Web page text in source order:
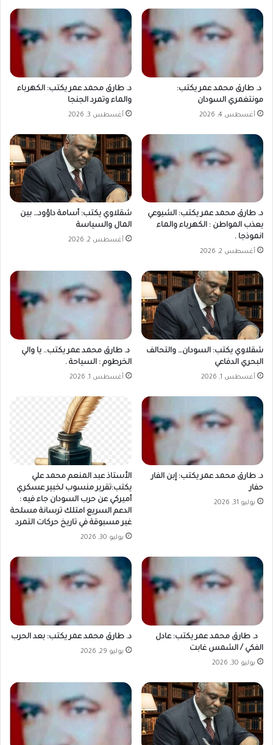
د. طارق محمد عمر يكتب:
مونتغمري السودان
أغسطس 4, 2026
د. طارق محمد عمر يكتب: الكهرباء
والماء وتمرد الجنجا
أغسطس 3, 2026
د. طارق محمد عمر يكتب: الشيوعي
يعذب المواطن : الكهرباء والماء
انموذجا .
أغسطس 2, 2026
شقلاوي يكتب: أسامة داؤود… بين
المال والسياسة
أغسطس 2, 2026
شقلاوي يكتب: السودان… والتحالف
البحري الدفاعي
أغسطس 1, 2026
د. طارق محمد عمر يكتب.. يا والي
الخرطوم : السياحة .
أغسطس 1, 2026
د. طارق محمد عمر يكتب: إبن الفار
حفار
يوليو 31, 2026
الأستاذ عبد المنعم محمد علي
يكتب:تقرير منسوب لخبير عسكري
أميركي عن حرب السودان جاء فيه :
الدعم السريع امتلك ترسانة مسلحة
غير مسبوقة في تاريخ حركات التمرد
يوليو 30, 2026
د. طارق محمد عمر يكتب: عادل
الفكي / الشمس غابت
يوليو 30, 2026
د. طارق محمد عمر يكتب: بعد الحرب
يوليو 29, 2026